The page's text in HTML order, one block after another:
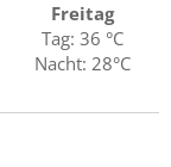
Freitag
Tag: 36 °C
Nacht: 28°C